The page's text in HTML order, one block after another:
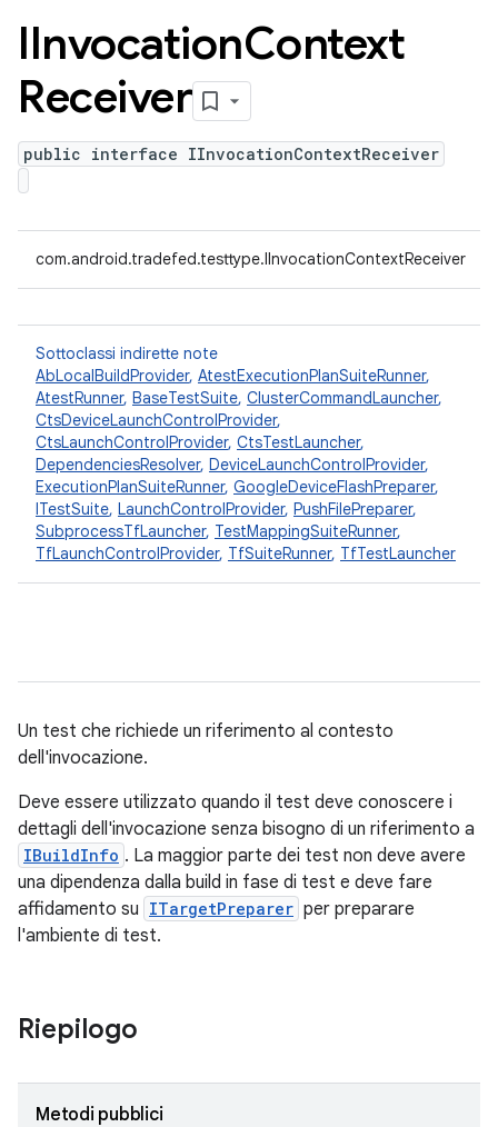
IInvocationContext
Receiver
public interface IInvocationContextReceiver
com.android.tradefed.testtype.IInvocationContextReceiver
Sottoclassi indirette note
AbLocalBuildProvider, AtestExecutionPlanSuiteRunner,
AtestRunner, BaseTestSuite, ClusterCommandLauncher,
CtsDeviceLaunchControlProvider,
CtsLaunchControlProvider, CtsTestLauncher,
DependenciesResolver, DeviceLaunchControlProvider,
ExecutionPlanSuiteRunner, GoogleDeviceFlashPreparer,
ITestSuite, LaunchControlProvider, PushFilePreparer,
SubprocessTfLauncher, TestMappingSuiteRunner,
TfLaunchControlProvider, TfSuiteRunner, TfTestLauncher
Un test che richiede un riferimento al contesto
dell'invocazione.
Deve essere utilizzato quando il test deve conoscere i
dettagli dell'invocazione senza bisogno di un riferimento a
IBuildInfo . La maggior parte dei test non deve avere
una dipendenza dalla build in fase di test e deve fare
affidamento su ITargetPreparer per preparare
l'ambiente di test.
Riepilogo
Metodi pubblici